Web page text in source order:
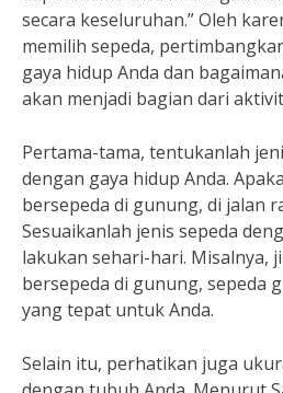
secara keseluruhan.” Oleh
memilih sepeda,
gaya hidup Anda dan
akan menjadi bagian dari
Pertama-tama, tentukanlah
dengan gaya hidup Anda.
bersepeda di gunung, di jalan
Sesuaikanlah jenis sepeda
lakukan sehari-hari. Misalnya,
bersepeda di gunung, sepeda
yang tepat untuk Anda.
Selain itu, perhatikan juga